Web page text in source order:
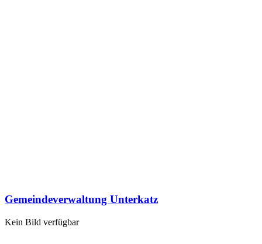
Gemeindeverwaltung Unterkatz
Kein Bild verfügbar